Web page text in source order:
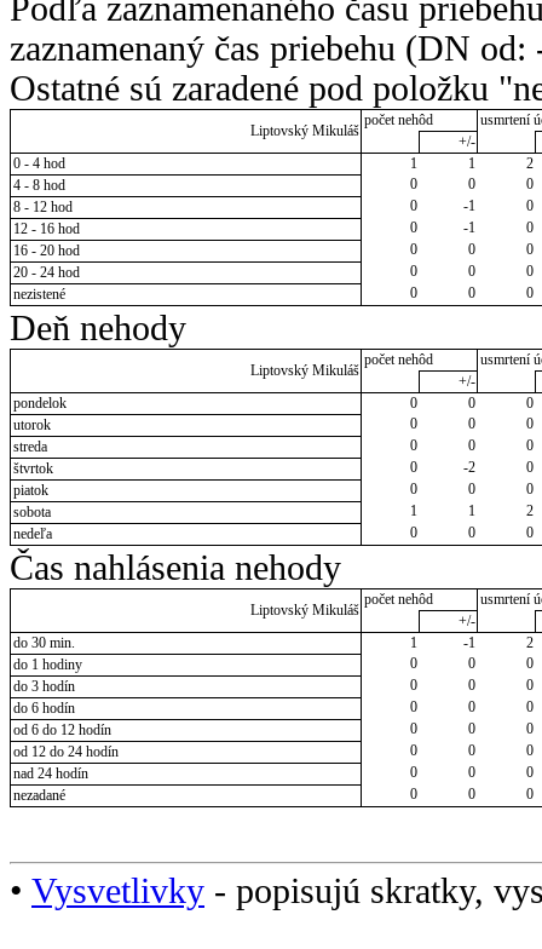
Podľa zaznamenaného času
zaznamenaný čas priebehu (DN
Ostatné sú zaradené pod položku
Liptovský Mikuláš
počet nehôd
usmrtení
+/-
0 - 4 hod
1 1
2
4 - 8 hod
0 0
0
8 - 12 hod
0 -1
0
12 - 16 hod
0 -1
0
16 - 20 hod
0 0
0
20 - 24 hod
0 0
0
nezistené
0 0 0
Deň nehody
Liptovský Mikuláš
počet nehôd
usmrtení
+/-
pondelok
0 0
0
utorok
0 0
0
streda
0 0
0
štvrtok
0 -2
0
piatok
0 0
0
sobota
1 1
2
nedeľa
0 0 0
Čas nahlásenia nehody
Liptovský Mikuláš
počet nehôd
usmrtení
+/-
do 30 min.
1 -1
2
do 1 hodiny
0 0
0
do 3 hodín
0 0
0
do 6 hodín
0 0
0
od 6 do 12 hodín
0 0
0
od 12 do 24 hodín
0 0
0
nad 24 hodín
0 0
0
nezadané
0 0 0
• Vysvetlivky - popisujú skratky,